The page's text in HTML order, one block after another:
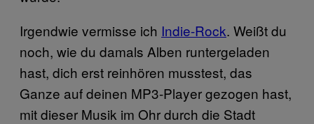
Irgendwie vermisse ich Indie-Rock. Weißt du
noch, wie du damals Alben runtergeladen
hast, dich erst reinhören musstest, das
Ganze auf deinen MP3-Player gezogen hast,
mit dieser Musik im Ohr durch die Stadt